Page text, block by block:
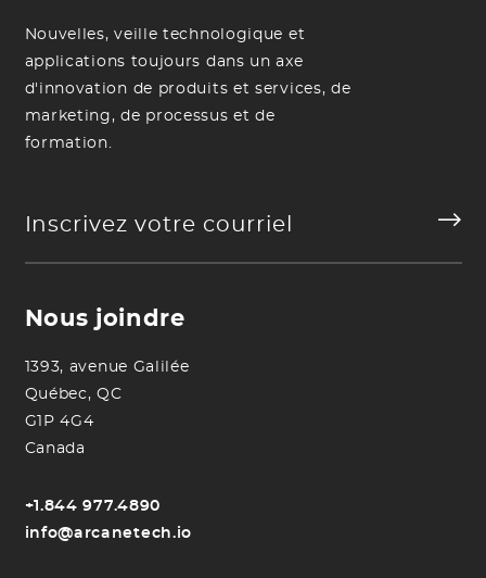
Nouvelles, veille technologique et
applications toujours dans un axe
d'innovation de produits et services, de
marketing, de processus et de
formation.
Nous joindre
1393, avenue Galilée
Québec, QC
G1P 4G4
Canada
+1.844 977.4890
info@arcanetech.io